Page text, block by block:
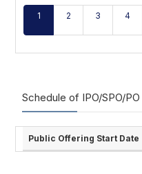
1 2 3 4
Schedule of IPO/SPO/PO
Public Offering Start Date